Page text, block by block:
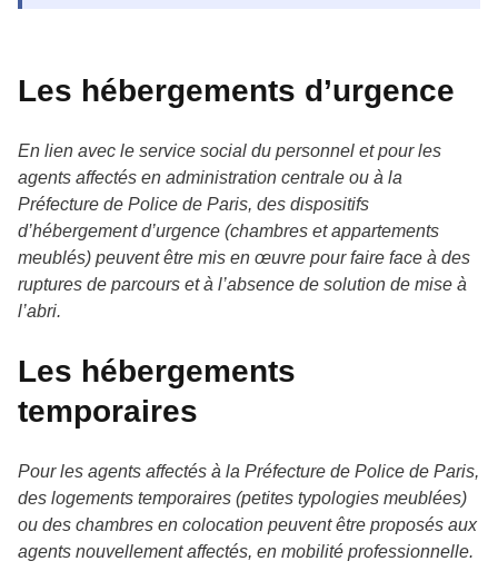
Les hébergements d’urgence
En lien avec le service social du personnel et pour les
agents affectés en administration centrale ou à la
Préfecture de Police de Paris, des dispositifs
d’hébergement d’urgence (chambres et appartements
meublés) peuvent être mis en œuvre pour faire face à des
ruptures de parcours et à l’absence de solution de mise à
l’abri.
Les hébergements
temporaires
Pour les agents affectés à la Préfecture de Police de Paris,
des logements temporaires (petites typologies meublées)
ou des chambres en colocation peuvent être proposés aux
agents nouvellement affectés, en mobilité professionnelle.